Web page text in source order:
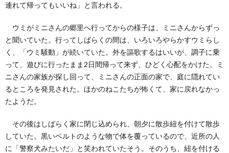
連れて帰ってもいいね」と言われる。
ウミがミニさんの郷里へ行ってからの様子は、ミニさんからずっ
と聞いていた。行ってしばらくの間は、いろいろやらかすウミらし
く、「ウミ騒動」が続いていた。外を謳歌するはいいが、調子に乗
って、遊びに行ったまま2日間帰って来ず、ひどく心配をかけた。ミ
ニさんの家族が探し回って、ミニさんの正面の家で、庭に隠れてい
るところを発見された。ほかのねこたちが怖くて、家に戻れなかっ
たようだ。
その後はしばらく家に閉じ込められ、朝夕に散歩紐を付けて散歩
していた。黒いベルトのような物で体を覆っているので、近所の人
に「警察犬みたいだ」と笑われていたそう。そのうち、紐を付ける